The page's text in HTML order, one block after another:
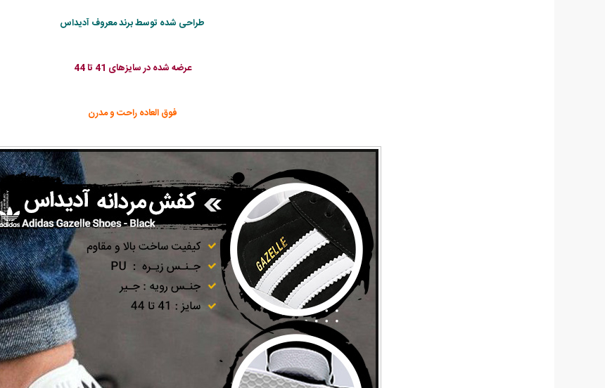
طراحی شده توسط برند معروف آدیداس
عرضه شده در سایزهای 41 تا 44
فوق العاده راحت و مدرن